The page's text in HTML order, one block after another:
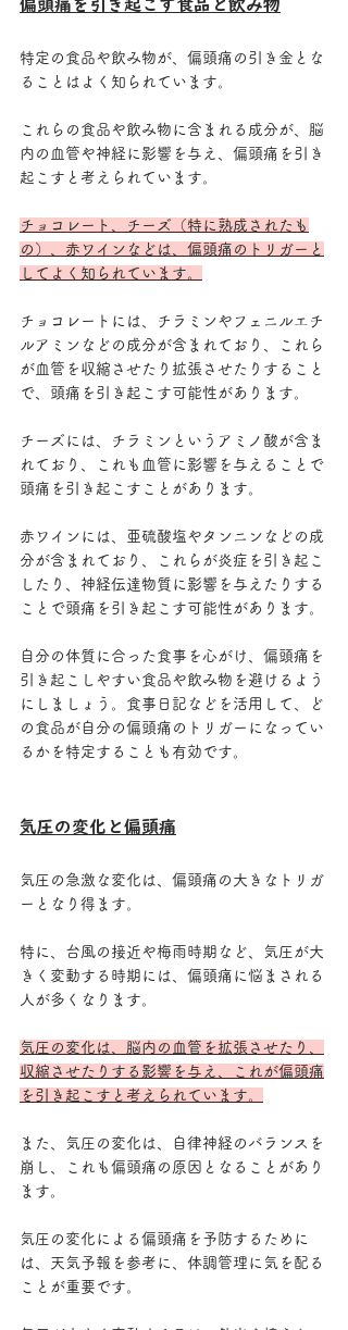
偏頭痛を引き起こす食品と飲み物
特定の食品や飲み物が、偏頭痛の引き金とな
ることはよく知られています。
これらの食品や飲み物に含まれる成分が、脳
内の血管や神経に影響を与え、偏頭痛を引き
起こすと考えられています。
チョコレート、チーズ（特に熟成されたも
の）、赤ワインなどは、偏頭痛のトリガーと
してよく知られています。
チョコレートには、チラミンやフェニルエチ
ルアミンなどの成分が含まれており、これら
が血管を収縮させたり拡張させたりすること
で、頭痛を引き起こす可能性があります。
チーズには、チラミンというアミノ酸が含ま
れており、これも血管に影響を与えることで
頭痛を引き起こすことがあります。
赤ワインには、亜硫酸塩やタンニンなどの成
分が含まれており、これらが炎症を引き起こ
したり、神経伝達物質に影響を与えたりする
ことで頭痛を引き起こす可能性があります。
自分の体質に合った食事を心がけ、偏頭痛を
引き起こしやすい食品や飲み物を避けるよう
にしましょう。食事日記などを活用して、ど
の食品が自分の偏頭痛のトリガーになってい
るかを特定することも有効です。
気圧の変化と偏頭痛
気圧の急激な変化は、偏頭痛の大きなトリガ
ーとなり得ます。
特に、台風の接近や梅雨時期など、気圧が大
きく変動する時期には、偏頭痛に悩まされる
人が多くなります。
気圧の変化は、脳内の血管を拡張させたり、
収縮させたりする影響を与え、これが偏頭痛
を引き起こすと考えられています。
また、気圧の変化は、自律神経のバランスを
崩し、これも偏頭痛の原因となることがあり
ます。
気圧の変化による偏頭痛を予防するために
は、天気予報を参考に、体調管理に気を配る
ことが重要です。